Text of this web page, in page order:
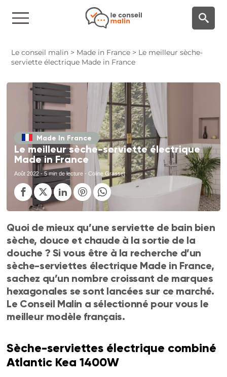
Le conseil malin > Made in France > Le meilleur sèche-
serviette électrique Made in France
Made In France
Le meilleur sèche-serviette électrique
Made in France
Août 2022 - 5 min de lecture - Coline Grasset
Quoi de mieux qu’une serviette de bain bien
sèche, douce et chaude à la sortie de la
douche ? Si vous être à la recherche d’un
sèche-serviettes électrique Made in France,
sachez qu’un nombre croissant de marques
hexagonales se sont lancées sur ce marché.
Le Conseil Malin a sélectionné pour vous le
meilleur modèle français.
Sèche-serviettes électrique combiné
Atlantic Kea 1400W